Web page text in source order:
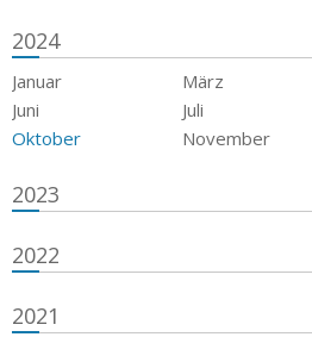
2024
Januar März
Juni
Juli
Oktober
November
2023
2022
2021